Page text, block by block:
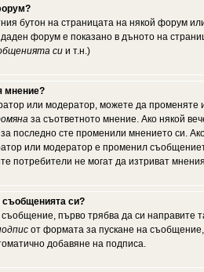
бутон на страницата на някой форум
форум е показано в дъното на
си и т.н.)
мнение?
или модератор, можете да
за съответното мнение. Ако някой
последно сте променили мнението си.
или модератор е променил
потребители не могат да изтриват
съобщенията си?
първо трябва да си
от формата за пускане на
добавяне на подписа.